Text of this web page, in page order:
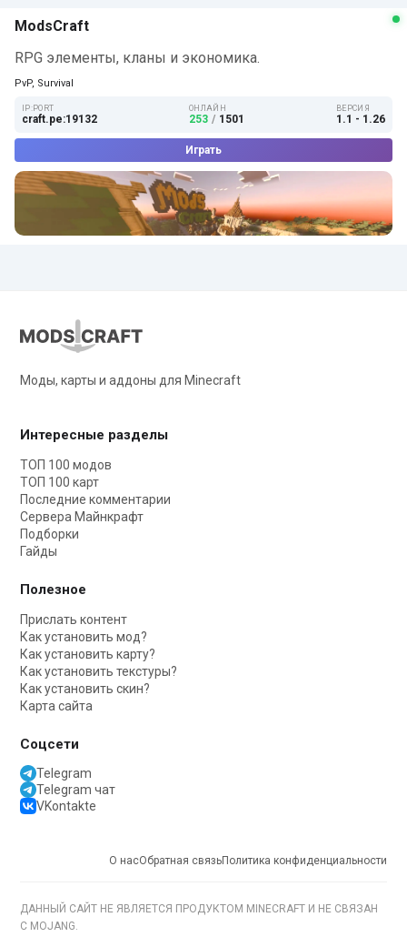
ModsCraft
RPG элементы, кланы и экономика.
PvP, Survival
IP:PORT
craft.pe:19132
ОНЛАЙН
253 / 1501
ВЕРСИЯ
1.1 - 1.26
Играть
Моды, карты и аддоны для Minecraft
Интересные разделы
ТОП 100 модов
ТОП 100 карт
Последние комментарии
Сервера Майнкрафт
Подборки
Гайды
Полезное
Прислать контент
Как установить мод?
Как установить карту?
Как установить текстуры?
Как установить скин?
Карта сайта
Соцсети
Telegram
Telegram чат
VKontakte
О насОбратная связьПолитика конфиденциальности
ДАННЫЙ САЙТ НЕ ЯВЛЯЕТСЯ ПРОДУКТОМ MINECRAFT И НЕ СВЯЗАН
С MOJANG.